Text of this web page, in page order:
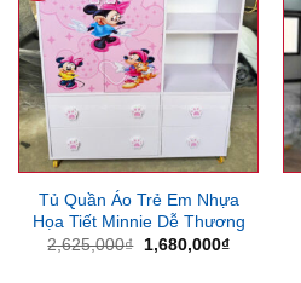
Tủ Quần Áo Trẻ Em Nhựa
Họa Tiết Minnie Dễ Thương
2,625,000₫
Giá
1,680,000₫Giá